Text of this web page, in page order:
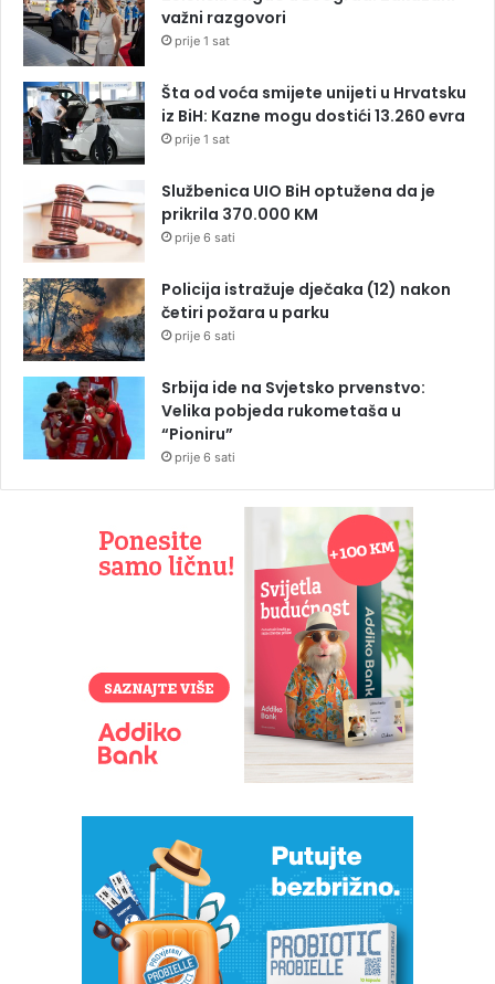
važni razgovori
prije 1 sat
Šta od voća smijete unijeti u Hrvatsku
iz BiH: Kazne mogu dostići 13.260 evra
prije 1 sat
Službenica UIO BiH optužena da je
prikrila 370.000 KM
prije 6 sati
Policija istražuje dječaka (12) nakon
četiri požara u parku
prije 6 sati
Srbija ide na Svjetsko prvenstvo:
Velika pobjeda rukometaša u
“Pioniru”
prije 6 sati